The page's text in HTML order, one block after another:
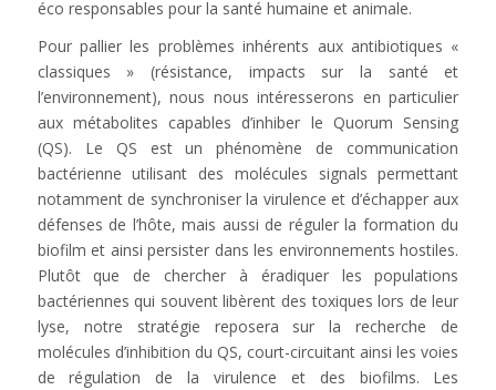
éco responsables pour la santé humaine et animale.
Pour pallier les problèmes inhérents aux antibiotiques «
classiques » (résistance, impacts sur la santé et
l’environnement), nous nous intéresserons en particulier
aux métabolites capables d’inhiber le Quorum Sensing
(QS). Le QS est un phénomène de communication
bactérienne utilisant des molécules signals permettant
notamment de synchroniser la virulence et d’échapper aux
défenses de l’hôte, mais aussi de réguler la formation du
biofilm et ainsi persister dans les environnements hostiles.
Plutôt que de chercher à éradiquer les populations
bactériennes qui souvent libèrent des toxiques lors de leur
lyse, notre stratégie reposera sur la recherche de
molécules d’inhibition du QS, court-circuitant ainsi les voies
de régulation de la virulence et des biofilms. Les